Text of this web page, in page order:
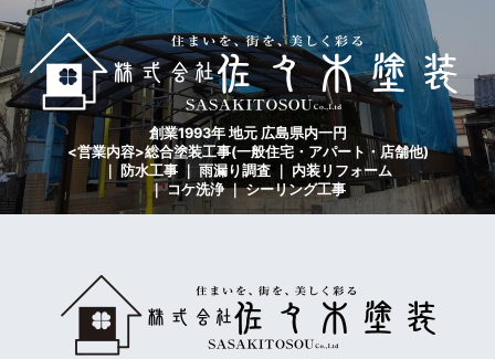
創業1993年 地元 広島県内一円
<営業内容>総合塗装工事(一般住宅・アパート・店舗他)
｜ 防水工事 ｜ 雨漏り調査 ｜ 内装リフォーム
｜ コケ洗浄 ｜ シーリング工事